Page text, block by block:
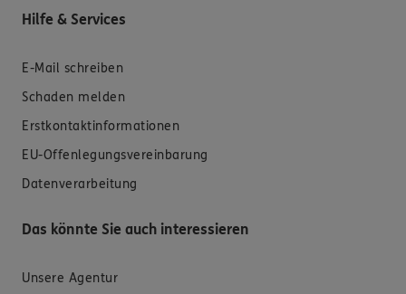
Hilfe & Services
E-Mail schreiben
Schaden melden
Erstkontaktinformationen
EU-Offenlegungsvereinbarung
Datenverarbeitung
Das könnte Sie auch interessieren
Unsere Agentur